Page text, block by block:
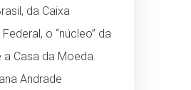
da Caixa
o “núcleo” da
a Casa da Moeda.
Andrade